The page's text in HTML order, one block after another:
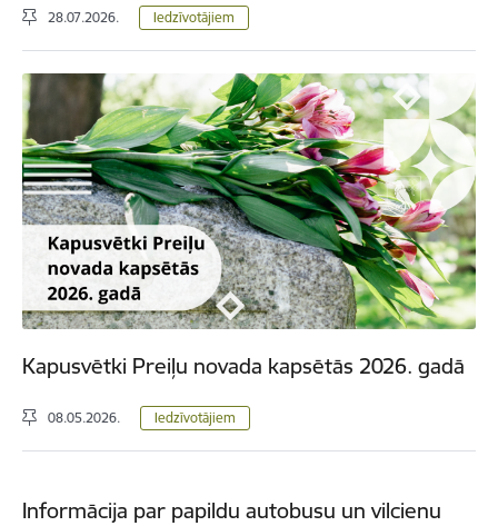
28.07.2026. Iedzīvotājiem
Kapusvētki Preiļu novada kapsētās 2026. gadā
08.05.2026. Iedzīvotājiem
Informācija par papildu autobusu un vilcienu